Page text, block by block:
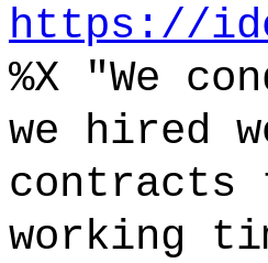
https://
%X "We
we hired
contracts
working